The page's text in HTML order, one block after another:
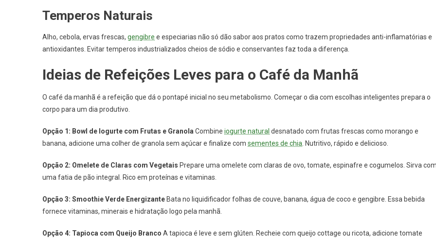
Temperos Naturais
Alho, cebola, ervas frescas, gengibre e especiarias não só dão sabor aos pratos como trazem propriedades anti-inflamatórias e
antioxidantes. Evitar temperos industrializados cheios de sódio e conservantes faz toda a diferença.
Ideias de Refeições Leves para o Café da Manhã
O café da manhã é a refeição que dá o pontapé inicial no seu metabolismo. Começar o dia com escolhas inteligentes prepara o
corpo para um dia produtivo.
Opção 1: Bowl de Iogurte com Frutas e Granola Combine iogurte natural desnatado com frutas frescas como morango e
banana, adicione uma colher de granola sem açúcar e finalize com sementes de chia . Nutritivo, rápido e delicioso.
Opção 2: Omelete de Claras com Vegetais Prepare uma omelete com claras de ovo, tomate, espinafre e cogumelos. Sirva
uma fatia de pão integral. Rico em proteínas e vitaminas.
Opção 3: Smoothie Verde Energizante Bata no liquidificador folhas de couve, banana, água de coco e gengibre. Essa bebida
fornece vitaminas, minerais e hidratação logo pela manhã.
Opção 4: Tapioca com Queijo Branco A tapioca é leve e sem glúten. Recheie com queijo cottage ou ricota, adicione tomate